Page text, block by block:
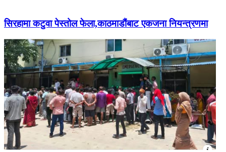
सिरहामा कटुवा पेस्तोल फेला,काठमाडौंबाट एकजना नियन्त्रणमा